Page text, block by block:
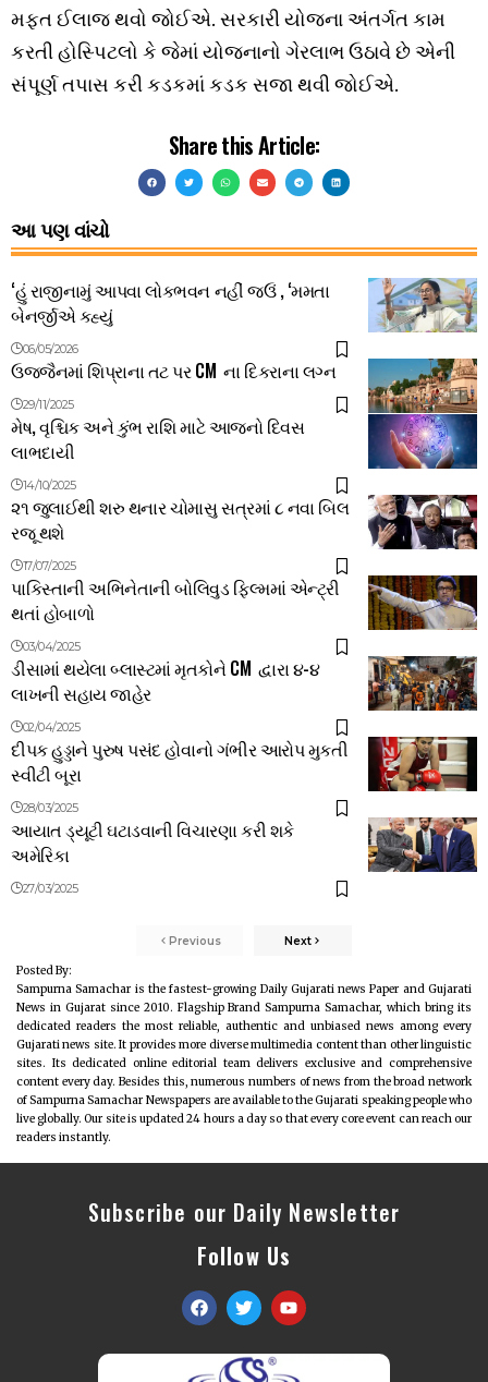
મફત ઈલાજ થવો જોઈએ. સરકારી યોજના અંતર્ગત કામ
કરતી હોસ્પિટલો કે જેમાં યોજનાનો ગેરલાભ ઉઠાવે છે એની
સંપૂર્ણ તપાસ કરી કડકમાં કડક સજા થવી જોઈએ.
Share this Article:
આ પણ વાંચો
‘હું રાજીનામું આપવા લોકભવન નહીં જઉં , ‘મમતા
બેનર્જીએ કહ્યું
06/05/2026
ઉજ્જૈનમાં શિપ્રાના તટ પર CM ના દિકરાના લગ્ન
29/11/2025
મેષ, વૃશ્ચિક અને કુંભ રાશિ માટે આજનો દિવસ
લાભદાયી
14/10/2025
૨૧ જુલાઈથી શરુ થનાર ચોમાસુ સત્રમાં ૮ નવા બિલ
રજૂ થશે
17/07/2025
પાકિસ્તાની અભિનેતાની બોલિવુડ ફિલ્મમાં એન્ટ્રી
થતાં હોબાળો
03/04/2025
ડીસામાં થયેલા બ્લાસ્ટમાં મૃતકોને CM દ્વારા ૪-૪
લાખની સહાય જાહેર
02/04/2025
દીપક હુડ્ડાને પુરુષ પસંદ હોવાનો ગંભીર આરોપ મુકતી
સ્વીટી બૂરા
28/03/2025
આયાત ડ્યૂટી ઘટાડવાની વિચારણા કરી શકે
અમેરિકા
27/03/2025
Previous Next
Posted By:
Sampurna Samachar is the fastest-growing Daily Gujarati news Paper and Gujarati
News in Gujarat since 2010. Flagship Brand Sampurna Samachar, which bring its
dedicated readers the most reliable, authentic and unbiased news among every
Gujarati news site. It provides more diverse multimedia content than other linguistic
sites. Its dedicated online editorial team delivers exclusive and comprehensive
content every day. Besides this, numerous numbers of news from the broad network
of Sampurna Samachar Newspapers are available to the Gujarati speaking people who
live globally. Our site is updated 24 hours a day so that every core event can reach our
readers instantly.
Subscribe our Daily Newsletter
Follow Us